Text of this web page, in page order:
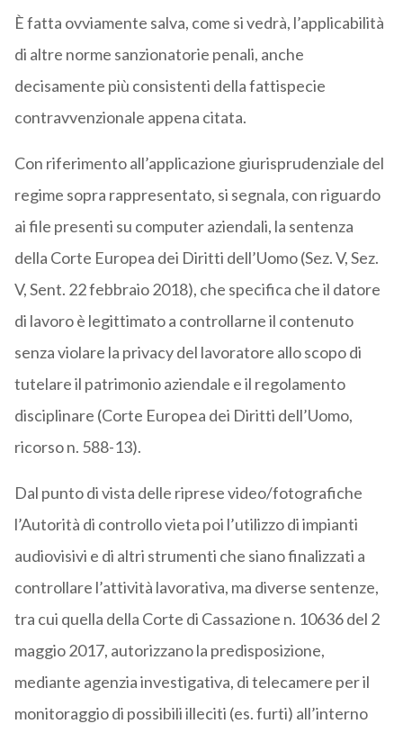
È fatta ovviamente salva, come si vedrà, l’applicabilità
di altre norme sanzionatorie penali, anche
decisamente più consistenti della fattispecie
contravvenzionale appena citata.
Con riferimento all’applicazione giurisprudenziale del
regime sopra rappresentato, si segnala, con riguardo
ai file presenti su computer aziendali, la sentenza
della Corte Europea dei Diritti dell’Uomo (Sez. V, Sez.
V, Sent. 22 febbraio 2018), che specifica che il datore
di lavoro è legittimato a controllarne il contenuto
senza violare la privacy del lavoratore allo scopo di
tutelare il patrimonio aziendale e il regolamento
disciplinare (Corte Europea dei Diritti dell’Uomo,
ricorso n. 588-13).
Dal punto di vista delle riprese video/fotografiche
l’Autorità di controllo vieta poi l’utilizzo di impianti
audiovisivi e di altri strumenti che siano finalizzati a
controllare l’attività lavorativa, ma diverse sentenze,
tra cui quella della Corte di Cassazione n. 10636 del 2
maggio 2017, autorizzano la predisposizione,
mediante agenzia investigativa, di telecamere per il
monitoraggio di possibili illeciti (es. furti) all’interno